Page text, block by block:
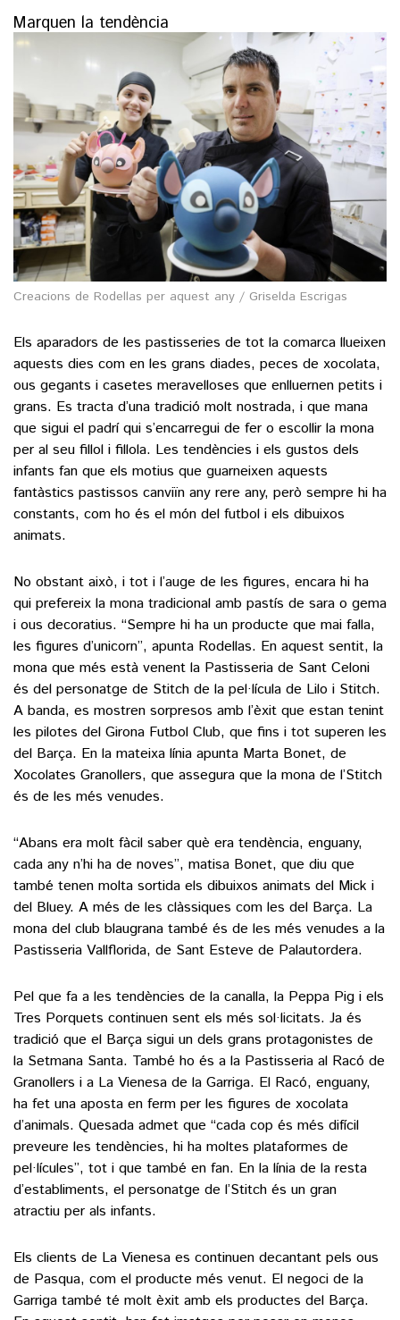
Marquen la tendència
Creacions de Rodellas per aquest any / Griselda Escrigas
Els aparadors de les pastisseries de tot la comarca llueixen
aquests dies com en les grans diades, peces de xocolata,
ous gegants i casetes meravelloses que enlluernen petits i
grans. Es tracta d’una tradició molt nostrada, i que mana
que sigui el padrí qui s’encarregui de fer o escollir la mona
per al seu fillol i fillola. Les tendències i els gustos dels
infants fan que els motius que guarneixen aquests
fantàstics pastissos canviïn any rere any, però sempre hi ha
constants, com ho és el món del futbol i els dibuixos
animats.
No obstant això, i tot i l’auge de les figures, encara hi ha
qui prefereix la mona tradicional amb pastís de sara o gema
i ous decoratius. “Sempre hi ha un producte que mai falla,
les figures d’unicorn”, apunta Rodellas. En aquest sentit, la
mona que més està venent la Pastisseria de Sant Celoni
és del personatge de Stitch de la pel·lícula de Lilo i Stitch.
A banda, es mostren sorpresos amb l’èxit que estan tenint
les pilotes del Girona Futbol Club, que fins i tot superen les
del Barça. En la mateixa línia apunta Marta Bonet, de
Xocolates Granollers, que assegura que la mona de l’Stitch
és de les més venudes.
“Abans era molt fàcil saber què era tendència, enguany,
cada any n’hi ha de noves”, matisa Bonet, que diu que
també tenen molta sortida els dibuixos animats del Mick i
del Bluey. A més de les clàssiques com les del Barça. La
mona del club blaugrana també és de les més venudes a la
Pastisseria Vallflorida, de Sant Esteve de Palautordera.
Pel que fa a les tendències de la canalla, la Peppa Pig i els
Tres Porquets continuen sent els més sol·licitats. Ja és
tradició que el Barça sigui un dels grans protagonistes de
la Setmana Santa. També ho és a la Pastisseria al Racó de
Granollers i a La Vienesa de la Garriga. El Racó, enguany,
ha fet una aposta en ferm per les figures de xocolata
d’animals. Quesada admet que “cada cop és més difícil
preveure les tendències, hi ha moltes plataformes de
pel·lícules”, tot i que també en fan. En la línia de la resta
d’establiments, el personatge de l’Stitch és un gran
atractiu per als infants.
Els clients de La Vienesa es continuen decantant pels ous
de Pasqua, com el producte més venut. El negoci de la
Garriga també té molt èxit amb els productes del Barça.